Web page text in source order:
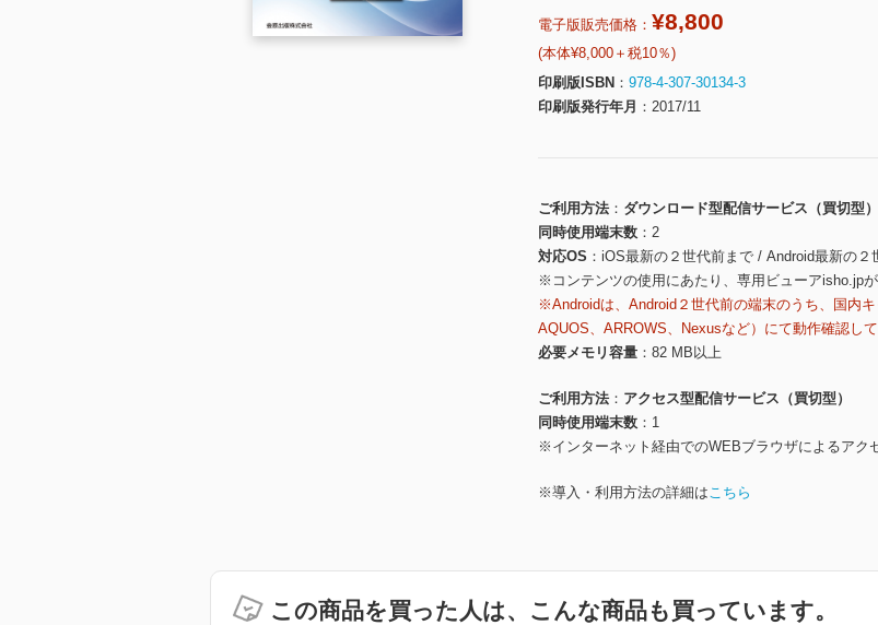
電子版販売価格： ¥8,800
(本体¥8,000＋税10％)
印刷版ISBN
978-4-307-30134-3
印刷版発行年月
2017/11
ご利用方法
ダウンロード型配信サービス（買切型）
同時使用端末数
2
対応OS
iOS最新の２世代前まで / Android最新の２
※コンテンツの使用にあたり、専用ビューアisho.jp
※Androidは、Android２世代前の端末のうち、国内
AQUOS、ARROWS、Nexusなど）にて動作確認し
必要メモリ容量
82 MB以上
ご利用方法
アクセス型配信サービス（買切型）
同時使用端末数
1
※インターネット経由でのWEBブラウザによるアク
※導入・利用方法の詳細はこちら
この商品を買った人は、こんな商品も買っています。